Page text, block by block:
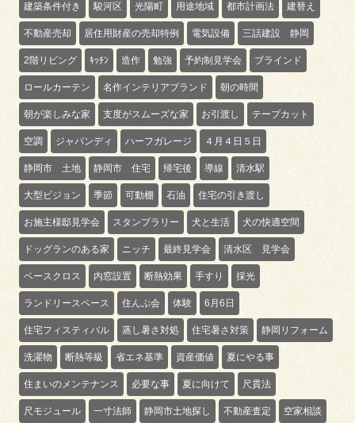
建築条件付き 駿河区 光陽町 用途地域 都市計画法 建替え
不動産売却 居住用財産の売却特例 電気設備 三話建設 静岡
2階リビング ｷｯﾁﾝ 造作 勉強 予約制見学会 ブラインド
ロールカーテン 名作インテリアブランド 朝の時間
朝が楽しみな家 支度がスムーズな家 お引渡し テープカット
空調 ジャパンディ ハーフガレージ ４月４日５日
静岡市 土地 静岡市 住宅 帰宅後 導線 清水駅
大型ビジョン 季節 可動棚 石油 住宅の引き渡し
お施主様邸見学会 スタンプラリー 犬と生活 犬の快適空間
ドッグランのある家 ニッチ 最終見学会 清水区 見学会
ベースクロス 内窓設置 断熱効果 手すり 採光
ランドリースペース 住んぷ会 体験 6月6日
住宅フィスティバル 蒸し暑さ対処 住宅暑さ対策 静岡リフォーム
洗濯物 断熱等級 省エネ基準 資産価値 夏にやる事
住まいのメンテナンス 必要な事 夏に向けて 尺貫法
尺モジュール 一寸法師 静岡市土地探し 不動産査定 空家相談